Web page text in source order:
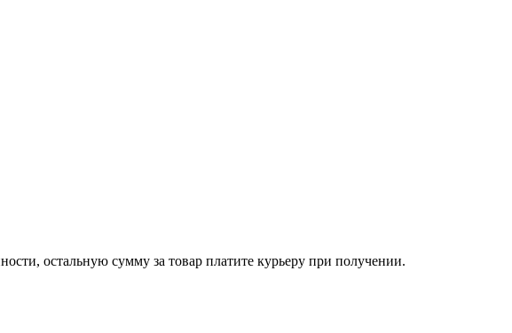
остальную сумму за товар платите курьеру при получении.